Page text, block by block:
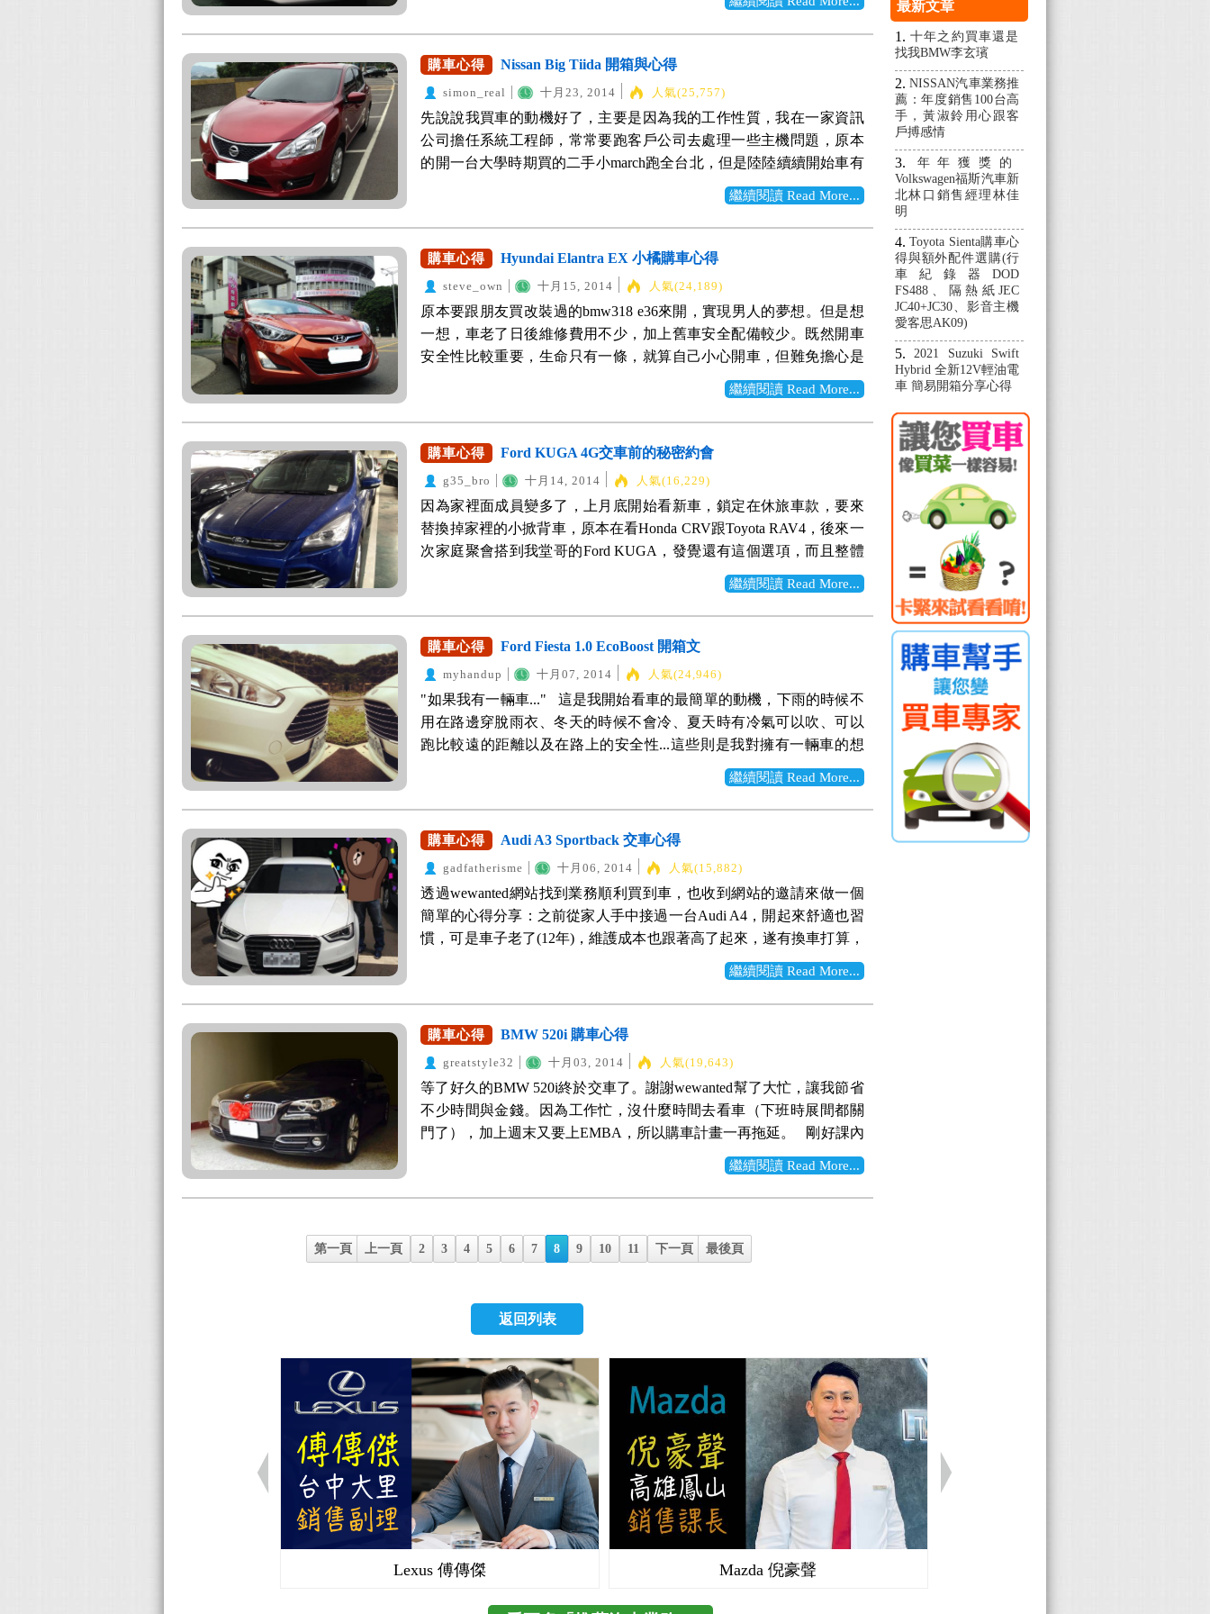
竹，在比價以及網路爬文的過程中，已得知同樣的車款在新竹買比他
地貴，實際上去展間問價格，真的貴很多，加上業代也愛理不理。所
以，購車地點就轉向到雙北市去買。經過爬文與網友的推薦，得知這
個網站。透過網站的服務來快速詢價，找到一位資歷不錯的業代買
車，價格給得相當漂亮，省下的錢，可以讓我坐高鐵(台北<->新竹往返
來回30趟)，真的很划算。 妥善率!? 在爬文時，常看到有人講福特車
款妥善率稍差，老實說是有點擔心，因此，特別加買延長保固。加
上，近期在FSC上看到許多問題都有良好的處理方式，就放心下定。
我想或許是近期福特車越賣越好，在銷量衝高的情況下，後勤體系難
個小時到展間。一到展間才發現愛車還沒移到交車中心，就先拍幾張
在車庫裡的照片，是用手機拍的，大家將就看一下吧！ ↑Focus漂亮的
屁屁，尾燈往前延伸的線條好漂亮，還有在車頂伸出來的尾翼也好
美，這是四們轎車不會出現的動感與美感。 ↑後座空間比起家庭取向
的轎車來得小一些，但空間還算夠用。平常我多半自己開車，較少有
帥好方便。上面那球紅紅的就是下午交車的時候要綁在車頭的紅色彩
帶，討個好彩頭。 ↑性能車的座椅就是不一樣，腰部兩側的設計讓駕
駛在過彎的時候可以穩穩留在座位上，不會滑來滑去。 ↑隔熱紙選用
Vkool V15，從裡面看出去是清晰，而外面看進顏色很深，不容易被窺
視。 最後，感謝這位台北的業務跟WeWanted網站的幫忙，讓我用優
惠的價格買入這輛車。
購車心得 Nissan Big Tiida 開箱與心得
simon_real 十月23, 2014 人氣(25,757)
先說說我買車的動機好了，主要是因為我的工作性質，我在一家資訊
公司擔任系統工程師，常常要跑客戶公司去處理一些主機問題，原本
的開一台大學時期買的二手小march跑全台北，但是陸陸續續開始車有
一些毛病，雖不致於到三天一小修五天一大修，可是碰過幾次工作上
急件結果march顧路的情況，而且有時候一些設備要載時空間也不太夠
用，偶爾也要載客戶出去吃飯或是載家人出去玩。 這樣一來就有幾個
條件了： 1.空間要大（載東西載人方便） 2.省油（東奔西跑能省則
省） 3.妥善率佳（有災情的車款，修得痛快的車款都不考慮） 4.貸款
優惠（頭款只有自備30萬） 依照這些條件，剛開始看車的時候，心裡
面有幾個候選名單：Misubishi Colt Plus、Nissan Big Tiida、Toyota Altis
跟Honda City。就開始展開我試車之旅。試乘後，的心得： Mitsubishi
Colt Plus：空間蠻大的，但是相對來講引擎聲偏大聲，實車的樣子看久
了，就沒有那麼喜歡。 Nissan Big Tiida：強調大空間，配件很多，車
來還不錯，空間相較比較小。 最後，選定了Big Tiida做為我的目標。
由於預算有限，需要找0利率方案，不用貼利息，問一問只有Mitsubishi
跟Nissan有這種方案，其他品牌要做0利率，折價就變少。除此之外，
因為要買便宜，網友給的建議是去找領牌績效車，價格比較優，只是
這種資訊不太好找。 Lucky，從一個客戶得知WeWanted網站，可以去
位蠻符合我的需求，趕快提出需求，客服請業務與我聯繫，讓我了解
細節跟價位。約出來詳談後，討論了配件與一些條件，剛好能配合我
的預算。貸款30萬24期0利率，把菜單PO在網路上，大家都說神單，
就趕快下訂了。 以上就是我購車的一些心得，接著看看照片吧，交車
後一個多禮拜，跑去烘爐地拍的，手機拍的不好傾見諒囉。 謝謝大
家耐心看完，最後要感謝我的業務跟WeWanted網站，讓我的小march順
利退休，也讓我買到新車可以繼續開、繼續東奔西跑（勞碌命
啊!!!）。
繼續閱讀 Read More...
購車心得 Hyundai Elantra EX 小橘購車心得
steve_own 十月15, 2014 人氣(24,189)
原本要跟朋友買改裝過的bmw318 e36來開，實現男人的夢想。但是想
一想，車老了日後維修費用不少，加上舊車安全配備較少。既然開車
安全性比較重要，生命只有一條，就算自己小心開車，但難免擔心是
他人來撞你。因此把預算提高，轉看安全配備較齊全Ford Focus，試乘
後覺得Focus不錯，只有後座空間有點小，考量到購車後會常載家人出
去，正猶豫是否要下手。上個月聽到Elantra改款消息，據說大幅增加
安全配備，想說等看看。這一等，多等出六顆氣囊、ESP、VSM系統
等多項安全配備，讓我完全改變心意，鎖定Elantra EX作為我的購車目
標。 去了營業所請業務安排試駕，開起來的感覺跟前一代差不多，我
還特別選在沒車的路段，做一些急轉彎的動作，讓VSM系統出來作
動，還有試它的音控/速控方向盤，真的很方便，方向盤的轉動輕重也
可以調整，業務跟我說這是SentaFe上才有的技術，在旗艦版下放，買
到賺到。 雖然這位業務把車子規格、性能、優點都介紹的不錯，但是
面找到業務還不錯，叫我試試看。由於要比價，直接使用站方推出的
快速詢價。恩，蠻有效率，當天就跟業務接洽上了。這位業務本身也
開Elantra，就拿他的車跟我說明，配件的選擇讓我更加明確，也讓我
放心許多。雖然價格只比我問到的低一點，他解釋是因為新車上市公
司給的空間實在不多，但是看在這麼投緣又是Elantra車主的份上，最
選擇主推的橘色，正好因為我的幸運色就是橘色，是不是很巧？那就
叫他小橘好了！而且之後如果要做賽車紋白線，橘色底做起也會非常
好看，不過在改裝前，先跟大家分享一下剛到手的樣子，順便出去跑
跑。 (有些是在我家附近士商門口拍的，是我的前女友的母校，想說
新車就像新愛人一樣，希望他可以幫我追到下一個女朋友XD) 新車的
內裝塑膠味稍重，只好趕快帶它出去透透氣。 這個後座冷氣口就可以
讓更多人想搭我的車了，因為比較涼。 因為是旗艦版，所以天窗是標
準配備，偶爾開起來看看天空，看看樹。 這就是有音控與定速的方向
盤，大小適中，不過握把握起來有點滑手，需要一點時間適應，儀表
用多了。 影音我是沒有配愛享樂，反正有AUX in也有USB，也有CD
可以放，這個是蠻夠用的。 跟大家分享一下，這個角度的線條好帥！
從車頭一路延伸到車尾的稜線。 車燈應該是Elantra帥起來最精華的地
方吧，很有殺氣。 這個是改款的日行燈跟霧燈，但是我覺得雖然是整
合，但是有點保守，反正之後可能會改大包，就連同這個燈具一起改
好了！ 代表新世代的EX標誌！ 旗艦版的16吋輪框，造型很像刀
刃，也有點像武士刀。 分享幾張在陽明山山路上拍的，山上的天氣還
比較好，陽光很耀眼，照得車子閃閃發亮。 最後謝謝WeWanted幫我
繼續閱讀 Read More...
購車心得 Ford KUGA 4G交車前的秘密約會
g35_bro 十月14, 2014 人氣(16,229)
因為家裡面成員變多了，上月底開始看新車，鎖定在休旅車款，要來
替換掉家裡的小掀背車，原本在看Honda CRV跟Toyota RAV4，後來一
次家庭聚會搭到我堂哥的Ford KUGA，發覺還有這個選項，而且整體
品質也不輸那兩部日系休旅，於是我的目標就轉移到KUGA上了，也
跟堂哥的業務做過接洽，但還是想要比較價格，看可不可以買得更便
宜一些；後來透過WeWanted再找到一位業務，服務態度也很好，價格
上真的便宜一些，但考量距離比較遠，還是跟堂哥介紹的業務買車，
想說一家人都跟他買，希望服務會更好一點。 因為明天就要領牌了，
業務特地約我到廠來看看，檢查確認所有外觀內裝是否ok，我覺得雖
然跑這一趟沒花多久時間，但是讓我感受到他的用心，的確是不錯，
而且看著這部日後即將住進我家車庫的新成員，覺得越看越好看，也
越來越期待交車的日子快點到來。 這是把手與車門的保護貼紙，防止
在整理的時候弄傷烤漆。 免動手的車廂門與漂亮的車尾，隔熱紙也已
味道撲面而來，塑膠保護套都還沒有拆掉。 後座的椅背也包覆得好好
的，座椅上的那包是海馬腳踏墊，目前車內的是原廠的踏墊，交車前
會幫我換上。 這車頂架，銀灰色車頂架與風擎藍的車身好搭啊，配色
非常好看。 先介紹到這裡，交車後有時間再分享亮晶晶的新車迎娶
照，到時候再閃亮登場分享給大家，謝謝賞文。
繼續閱讀 Read More...
購車心得 Ford Fiesta 1.0 EcoBoost 開箱文
myhandup 十月07, 2014 人氣(24,946)
"如果我有一輛車..." 這是我開始看車的最簡單的動機，下雨的時候不
用在路邊穿脫雨衣、冬天的時候不會冷、夏天時有冷氣可以吹、可以
跑比較遠的距離以及在路上的安全性...這些則是我對擁有一輛車的想
像，而在上個月底，我讓想像成真了，我購入了人生中的第一輛車-
Ford Fiesta 1.0 EcoBoost，成為了有車氏，開始一段行車新生活。 網
路上很多人在看車的時候常常會猶豫三選一、二選一評估個老半天，
但我好像對Fiesta 1.0 EcoBoost一見鍾情，不管是外型還是內裝配備，
都完全符合我的需求，我不需要豐沛動力，如果要的話可以找Focus柴
油版；也不用車上的影音設備，不然可以買Altis；也不用超大空間，
否則可以買Big Tiida，我需要的是實惠的價格、更高的安全係數、便宜
的稅金、偶爾到山區休閒時足夠的爬坡動力，這些需求在Fiesta
1.0 EcoBoost上完全幫我實現了，至於其他的優點與心得，就來看圖說
故事吧。 這是在南港的山水綠生態公園拍的，天空有點陰，但是這個
循跡性，山路彎道的過程中雖不若一些性能跑車一般行雲流水，卻也
輕鬆寫意，我測試過幾次用比較高速去過一些急彎，車身會產生一個
很微妙的律動，卻在不偏離我預設的路線的情況下，流暢的過彎，而
我要做的就是抓穩方向盤，抵抗離心力，然後過彎，剩下的她會搞
定。 煞車反應也是恰到好處，不會過重或是過輕，電子煞車力道分配
速，車子卻產生點頭的頓挫感。 車身小的優勢就是停車方便，購入這
幾天最令我開心的就是我家地下室的停車格很小，但是Fiesta的靈活性
搭配影音五合一，二來因為對我來說倒車雷達就很夠用了。 來一張從
車頂遠眺台北市的景色。 這個車尾的幾道弧線與尾翼的搭配組合，讓
是我頂多放一些公事包或手提袋，已經足夠。 方向盤左邊的是音響控
制與聲控的控制模組，我的手機放了很多音樂，透過藍芽與聲控制的
是一點我覺得有些可惜的地方，因為1.0 EcoBoost有keyless的設計，但
是卻在原本鑰匙孔的地方用了一個蓋子蓋起來，略顯粗糙，上面明明
已經有個漂亮的啟動鍵，這裡卻留一個補丁，令人覺得遺憾。 最後來
一張人車合影，因為個性比較害羞的關係，就請虎頭代為露臉了。 原
先就喜歡Fiesta的外型，但是經過試駕以後，更欣賞她的內涵，內外兼
具的特點，正好又在WeWanted網站上找到很實在的業務，才能促成這
段美好的姻緣XD，呼應最一開始的起頭： "如果我有一輛車..." "而
且是Fiesta 1.0 EcoBoost"
繼續閱讀 Read More...
購車心得 Audi A3 Sportback 交車心得
gadfatherisme 十月06, 2014 人氣(15,882)
透過wewanted網站找到業務順利買到車，也收到網站的邀請來做一個
簡單的心得分享：之前從家人手中接過一台Audi A4，開起來舒適也習
慣，可是車子老了(12年)，維護成本也跟著高了起來，遂有換車打算，
自然還會想買四環品牌（Audi）。 因為之前都在外面的保養廠維修，
沒有認識Audi的業代，經過網友推薦找到wewanted網站，趕快發了懸
賞單，等了好幾天都沒有收到報價，只好使用快速詢價功能。經客服
的說明，幫我推薦一位Audi業代。問了業代才知道最近Audi車商在抓
業務員在網站上報價，所以不趕報價，怕是公司派來的神秘客。我想
車商的目的是怕業代破壞行情，並保持利潤；業代真可憐，消費者也
可憐。 原本想要買A4 Sedan基本款，但是在展間看到A3 Sportback，
身形吸引到我，空間也還OK，沒有差A4太多。遂請業代幫我安排了兩
部車的試駕，最後挑選A3 Sportback。雖然業代給的價格比起網路上的
一些神單來說，應該還有一點的空間，但是想到日後的服務也要麻煩
繼續閱讀 Read More...
購車心得 BMW 520i 購車心得
greatstyle32 十月03, 2014 人氣(19,643)
等了好久的BMW 520i終於交車了。謝謝wewanted幫了大忙，讓我節省
不少時間與金錢。因為工作忙，沒什麼時間去看車（下班時展間都關
門了），加上週末又要上EMBA，所以購車計畫一再拖延。 剛好課內
的同事換新車，就小聊一下，經過他的介紹，讓我知道有這個網站，
他還熱心幫我發了需求單。網站客服跟我聯絡後，幫我介紹了附近的
林姓業代給我做參考。他知道我忙，特別在週日晚上８點，把車開到
就是討論價錢。他很乾脆，不用我開口就給我不錯的行情，省得我殺
價。因此就給這位年輕人一個機會，跟他下訂了。原以為買車的過程
沒有時間一家家比較的話，來wewanted就對了，可以節省很多寶貴的
時間，真的是購車好幫手。 就分享幾張停入車庫的照片好了，手機拍
的不清楚就請見諒，謝謝。
繼續閱讀 Read More...
第一頁 上一頁 2 3 4 5 6 7 8 9 10 11 下一頁 最後頁
返回列表
最新文章
十年之約買車還是
找我BMW李玄璸
NISSAN汽車業務推
薦：年度銷售100台高
手，黃淑鈴用心跟客
戶搏感情
年年獲獎的
Volkswagen福斯汽車新
北林口銷售經理林佳
明
Toyota Sienta購車心
得與額外配件選購(行
車紀錄器DOD
FS488、隔熱紙JEC
JC40+JC30、影音主機
愛客思AK09)
2021 Suzuki Swift
Hybrid 全新12V輕油電
車 簡易開箱分享心得
Lexus 傅傳傑 Mazda 倪豪聲